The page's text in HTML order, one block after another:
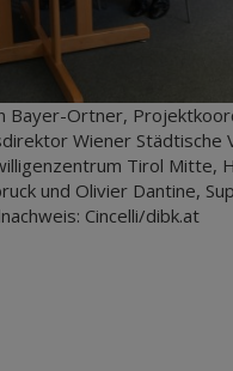
Bayer-Ortner,
Wiener Städtische
Tirol Mitte,
und Olivier Dantine,
Cincelli/dibk.at